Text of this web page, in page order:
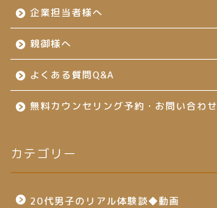
企業担当者様へ
親御様へ
よくある質問Q&A
無料カウンセリング予約・お問い合わせ
カテゴリー
20代男子のリアル体験談◆動画